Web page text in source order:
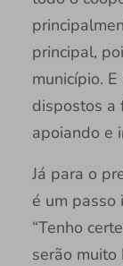
principal,
município.
dispostos a
apoiando e
Já para o
é um passo
“Tenho
serão muito